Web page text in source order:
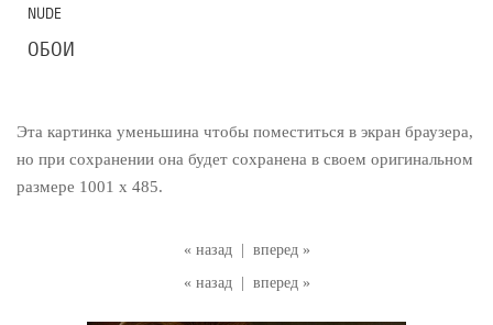
« назад
вперед »
« назад
вперед »
Эта картинка уменьшина чтобы поместиться в экран браузера,
но при сохранении она будет сохранена в своем оригинальном
размере 1001 x 485.
NUDE
ОБОИ